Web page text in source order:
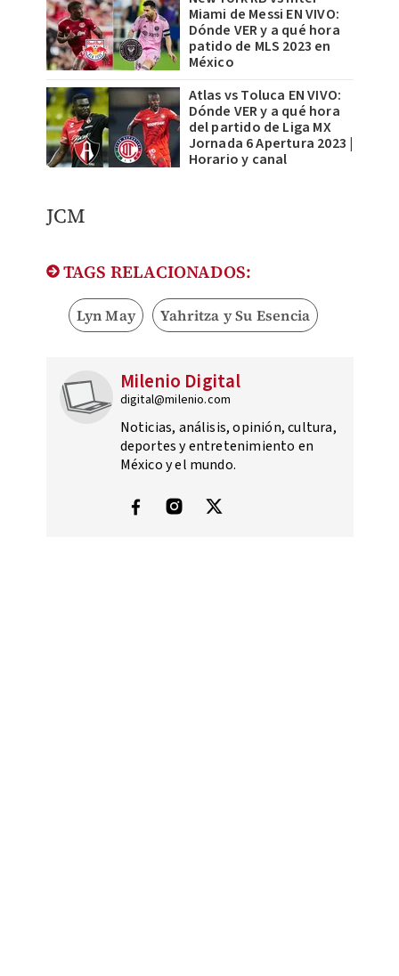
Miami de Messi EN VIVO:
Dónde VER y a qué hora
patido de MLS 2023 en
México
Atlas vs Toluca EN VIVO:
Dónde VER y a qué hora
del partido de Liga MX
Jornada 6 Apertura 2023 |
Horario y canal
JCM
TAGS RELACIONADOS:
Lyn May Yahritza y Su Esencia
Milenio Digital
digital@milenio.com
Noticias, análisis, opinión, cultura,
deportes y entretenimiento en
México y el mundo.